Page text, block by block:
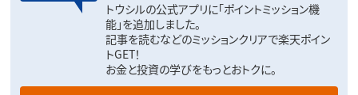
トウシルの公式アプリに「ポイントミッション機
能」を追加しました。
記事を読むなどのミッションクリアで楽天ポイン
トGET！
お金と投資の学びをもっとおトクに。